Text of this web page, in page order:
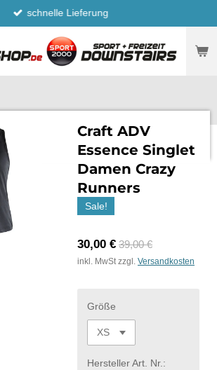
schnelle Lieferung
Craft ADV
Essence Singlet
Damen Crazy
Runners
Sale!
30,00 € 39,00 €
inkl. MwSt zzgl. Versandkosten
Größe
Hersteller Art. Nr.: